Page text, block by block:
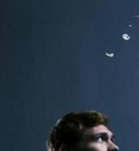
El Cronista Studio